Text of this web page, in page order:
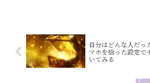
自分はどんな人だっ
マホを拾った設定で
いてみる